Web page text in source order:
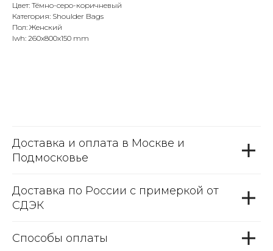
Цвет: Тёмно-серо-коричневый
Категория: Shoulder Bags
Пол: Женский
lwh: 260x800x150 mm
Доставка и оплата в Москве и
Подмосковье
Доставка по России с примеркой от
СДЭК
Способы оплаты